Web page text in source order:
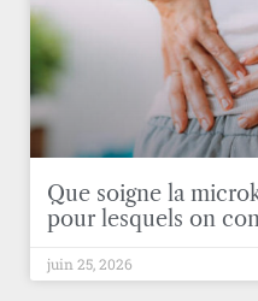
Que soigne la
pour lesquels on
juin 25, 2026